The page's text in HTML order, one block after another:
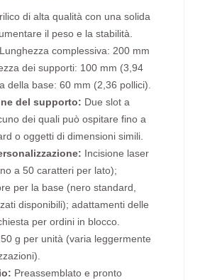
di alta qualità con una solida
il peso e la stabilità.
Lunghezza complessiva: 200 mm
dei supporti: 100 mm (3,94
della base: 60 mm (2,36 pollici).
del supporto: Due slot a
dei quali può ospitare fino a
o oggetti di dimensioni simili.
Incisione laser
a 50 caratteri per lato);
per la base (nero standard,
disponibili); adattamenti delle
per ordini in blocco.
g per unità (varia leggermente
Preassemblato e pronto